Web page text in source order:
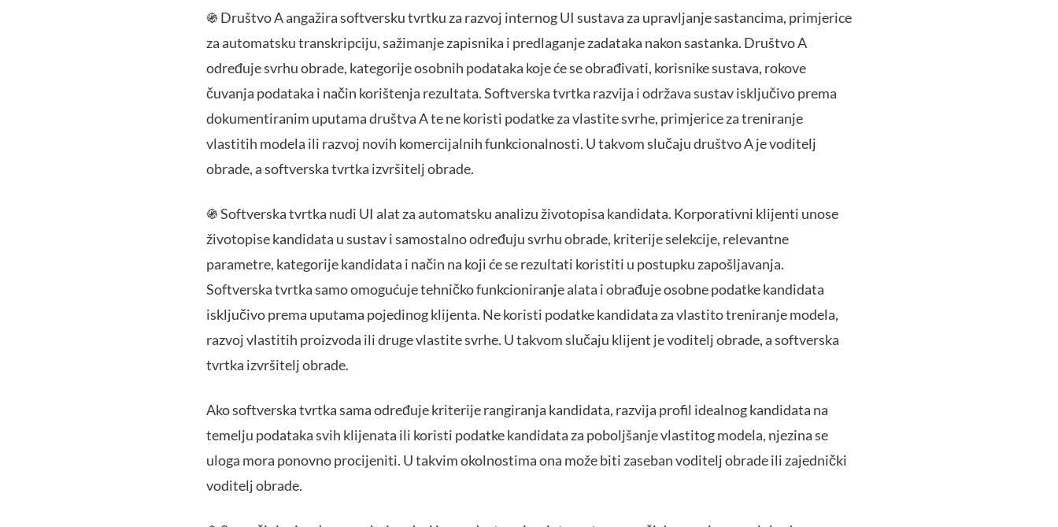
֍ Društvo A angažira softversku tvrtku za razvoj internog UI sustava za upravljanje sastancima, primjerice
za automatsku transkripciju, sažimanje zapisnika i predlaganje zadataka nakon sastanka. Društvo A
određuje svrhu obrade, kategorije osobnih podataka koje će se obrađivati, korisnike sustava, rokove
čuvanja podataka i način korištenja rezultata. Softverska tvrtka razvija i održava sustav isključivo prema
dokumentiranim uputama društva A te ne koristi podatke za vlastite svrhe, primjerice za treniranje
vlastitih modela ili razvoj novih komercijalnih funkcionalnosti. U takvom slučaju društvo A je voditelj
obrade, a softverska tvrtka izvršitelj obrade.
֍ Softverska tvrtka nudi UI alat za automatsku analizu životopisa kandidata. Korporativni klijenti unose
životopise kandidata u sustav i samostalno određuju svrhu obrade, kriterije selekcije, relevantne
parametre, kategorije kandidata i način na koji će se rezultati koristiti u postupku zapošljavanja.
Softverska tvrtka samo omogućuje tehničko funkcioniranje alata i obrađuje osobne podatke kandidata
isključivo prema uputama pojedinog klijenta. Ne koristi podatke kandidata za vlastito treniranje modela,
razvoj vlastitih proizvoda ili druge vlastite svrhe. U takvom slučaju klijent je voditelj obrade, a softverska
tvrtka izvršitelj obrade.
Ako softverska tvrtka sama određuje kriterije rangiranja kandidata, razvija profil idealnog kandidata na
temelju podataka svih klijenata ili koristi podatke kandidata za poboljšanje vlastitog modela, njezina se
uloga mora ponovno procijeniti. U takvim okolnostima ona može biti zaseban voditelj obrade ili zajednički
voditelj obrade.